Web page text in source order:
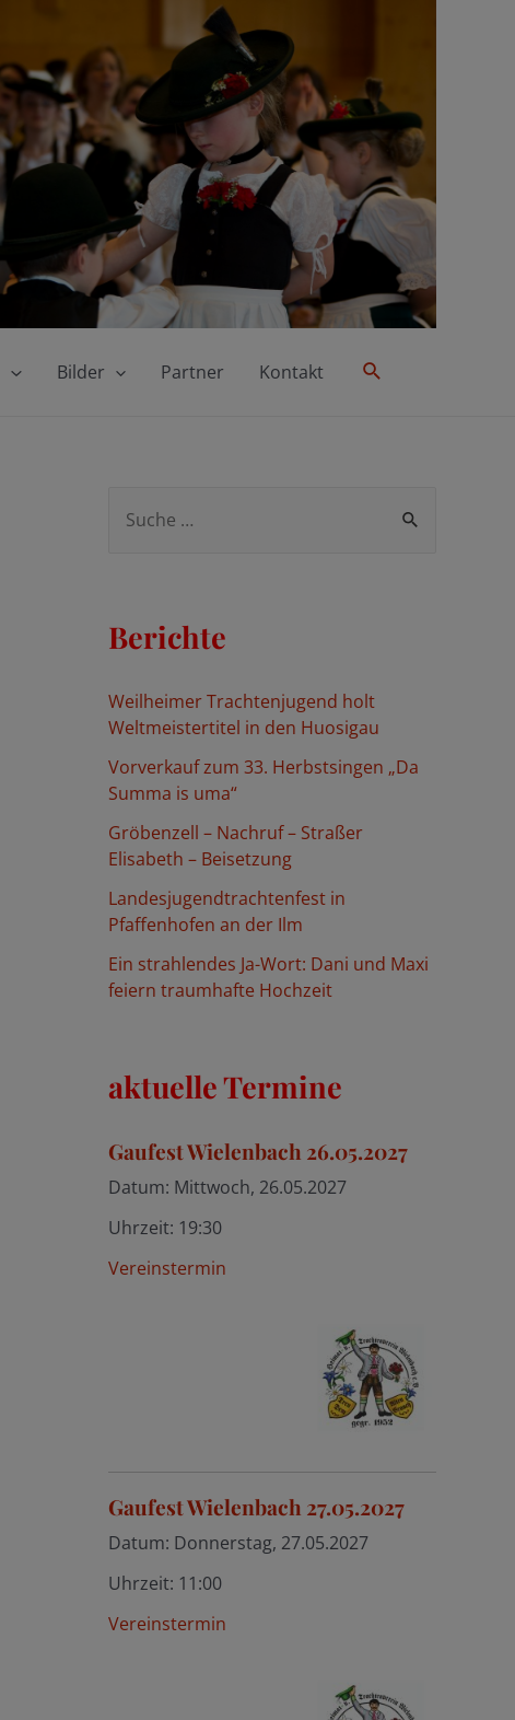
Bilder Partner Kontakt Suche
e
n
c
:
Berichte
Weilheimer Trachtenjugend holt
Weltmeistertitel in den Huosigau
Vorverkauf zum 33. Herbstsingen „Da
Summa is uma“
Gröbenzell – Nachruf – Straßer
Elisabeth – Beisetzung
Landesjugendtrachtenfest in
Pfaffenhofen an der Ilm
Ein strahlendes Ja-Wort: Dani und Maxi
feiern traumhafte Hochzeit
aktuelle Termine
Gaufest Wielenbach 26.05.2027
Datum: Mittwoch, 26.05.2027
Uhrzeit: 19:30
Vereinstermin
Gaufest Wielenbach 27.05.2027
Datum: Donnerstag, 27.05.2027
Uhrzeit: 11:00
Vereinstermin